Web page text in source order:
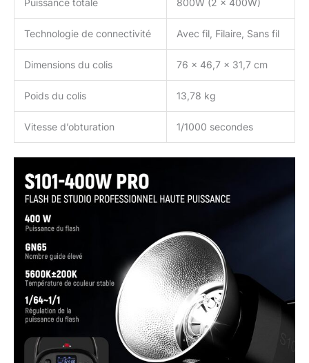
Puissance totale 800W (2 x 400W)
Technologie de connectivité Avec fil, Filaire, Sans fil
Dimensions du colis 76 x 46,7 x 31,7 cm
Poids du colis 13,78 kg
Vitesse d’obturation 1/1000 secondes